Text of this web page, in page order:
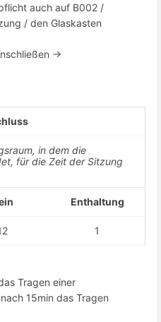
auch auf B002 /
/ den Glaskasten
->
in dem die
für die Zeit der Sitzung
Enthaltung
1
Tragen einer
15min das Tragen